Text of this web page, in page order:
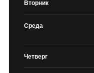
Вторник
Среда
Четверг